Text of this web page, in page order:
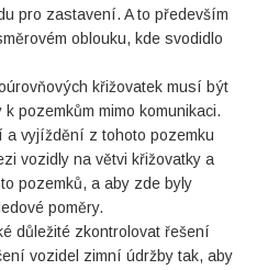
pro zastavení. A to především
oblouku, kde svodidlo
křižovatek musí být
pozemkům mimo komunikaci.
a vyjíždění z tohoto pozemku
vozidly na větvi křižovatky a
pozemků, a aby zde byly
poměry.
důležité zkontrolovat řešení
vozidel zimní údržby tak, aby